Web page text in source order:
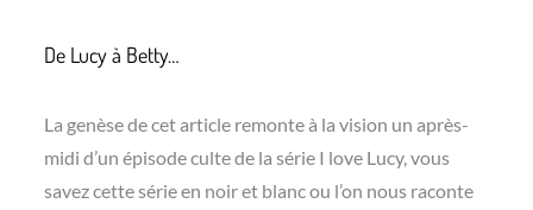
De Lucy à Betty…
La genèse de cet article remonte à la vision un après-
midi d’un épisode culte de la série I love Lucy, vous
savez cette série en noir et blanc ou l’on nous raconte